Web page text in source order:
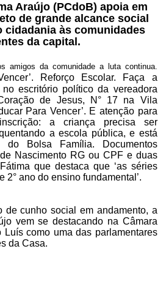
Araújo (PCdoB) apoia em
de grande alcance social
cidadania às comunidades
da capital.
amigos da comunidade a luta continua.
Reforço Escolar. Faça a
escritório político da vereadora
de Jesus, N° 17 na Vila
Para Vencer’. E atenção para
a criança precisa ser
a escola pública, e está
do Bolsa Família. Documentos
Nascimento RG ou CPF e duas
que destaca que ‘as séries
2° ano do ensino fundamental’.
de cunho social em andamento, a
vem se destacando na Câmara
Luís como uma das parlamentares
da Casa.